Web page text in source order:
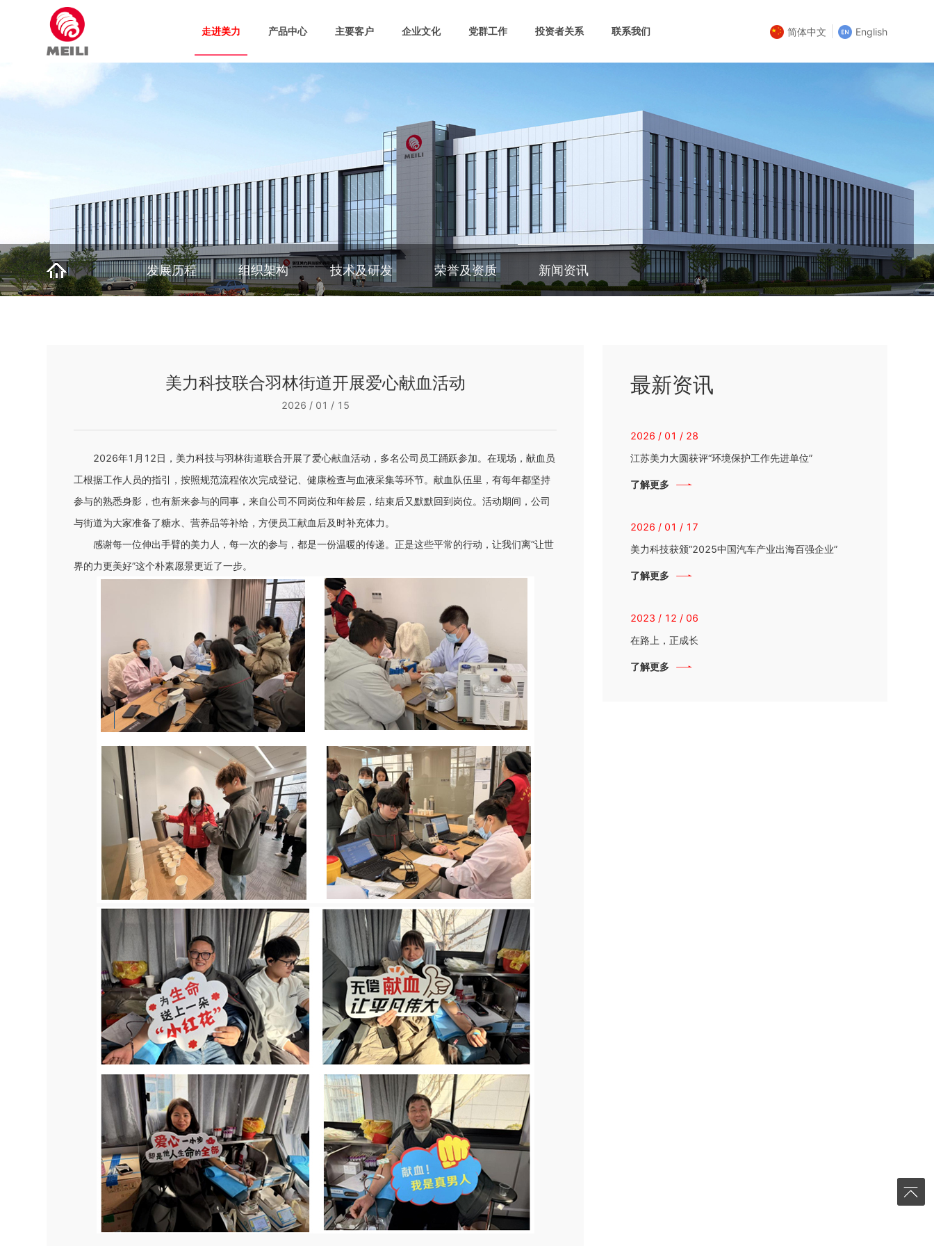
走进美力 产品中心 主要客户 企业文化 党群工作 投资者关系 联系我们 简体中文 English
发展历程 组织架构 技术及研发 荣誉及资质 新闻资讯
美力科技联合羽林街道开展爱心献血活动
2026 / 01 / 15
2026年1月12日，美力科技与羽林街道联合开展了爱心献血活动，多名公司员工踊跃参加。在现场，献血员
工根据工作人员的指引，按照规范流程依次完成登记、健康检查与血液采集等环节。献血队伍里，有每年都坚持
参与的熟悉身影，也有新来参与的同事，来自公司不同岗位和年龄层，结束后又默默回到岗位。活动期间，公司
与街道为大家准备了糖水、营养品等补给，方便员工献血后及时补充体力。
感谢每一位伸出手臂的美力人，每一次的参与，都是一份温暖的传递。正是这些平常的行动，让我们离“让世
界的力更美好”这个朴素愿景更近了一步。
最新资讯
2026 / 01 / 28
江苏美力大圆获评“环境保护工作先进单位”
了解更多
2026 / 01 / 17
美力科技获颁“2025中国汽车产业出海百强企业”
了解更多
2023 / 12 / 06
在路上，正成长
了解更多